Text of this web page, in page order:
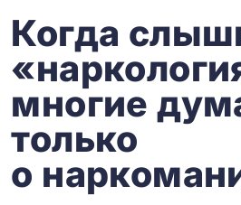
Когда
многие
только
о